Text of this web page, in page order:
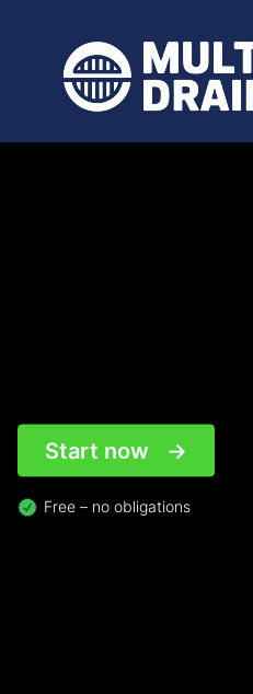
Start now
Free – no obligations